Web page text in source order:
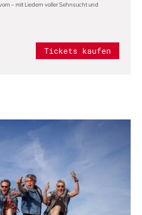
– mit Liedern voller Sehnsucht und
Tickets kaufen